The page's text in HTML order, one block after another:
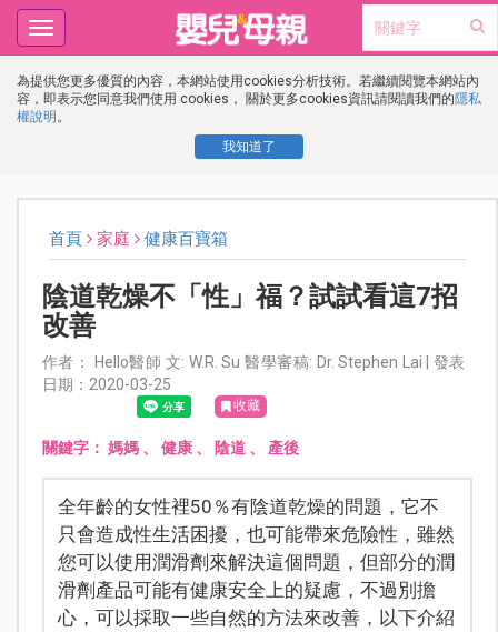
為提供您更多優質的內容，本網站使用cookies分析技術。若繼續閱覽本網站內
容，即表示您同意我們使用 cookies， 關於更多cookies資訊請閱讀我們的隱私
權說明 。
我知道了
Toggle
navigation
首頁 家庭 健康百寶箱
陰道乾燥不「性」福？試試看這7招
改善
作者： Hello醫師 文: W.R. Su 醫學審稿: Dr. Stephen Lai | 發表
日期：2020-03-25
收藏
關鍵字： 媽媽、 健康、 陰道、 產後
全年齡的女性裡50％有陰道乾燥的問題，它不
只會造成性生活困擾，也可能帶來危險性，雖然
您可以使用潤滑劑來解決這個問題，但部分的潤
滑劑產品可能有健康安全上的疑慮，不過別擔
心，可以採取一些自然的方法來改善，以下介紹